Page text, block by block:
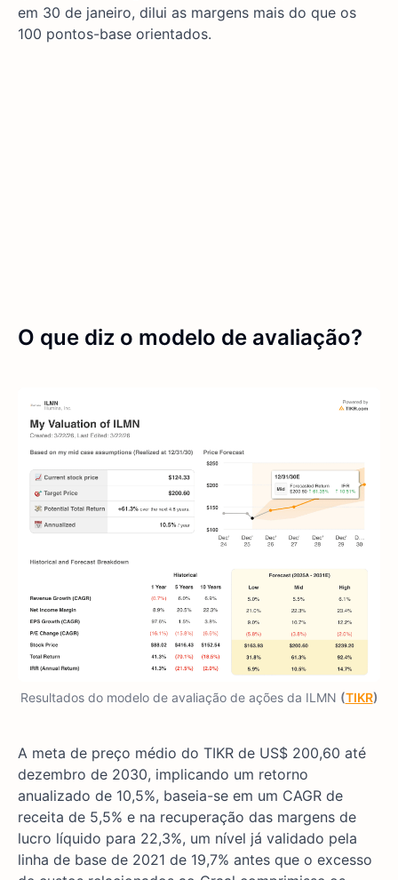
em 30 de janeiro, dilui as margens mais do que os
100 pontos-base orientados.
O que diz o modelo de avaliação?
Resultados do modelo de avaliação de ações da ILMN (TIKR)
A meta de preço médio do TIKR de US$ 200,60 até
dezembro de 2030, implicando um retorno
anualizado de 10,5%, baseia-se em um CAGR de
receita de 5,5% e na recuperação das margens de
lucro líquido para 22,3%, um nível já validado pela
linha de base de 2021 de 19,7% antes que o excesso